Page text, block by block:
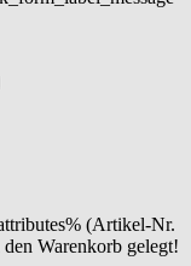
(Artikel-Nr.
Warenkorb gelegt!